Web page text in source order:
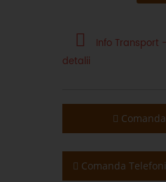
Info Transport
detalii
Comanda